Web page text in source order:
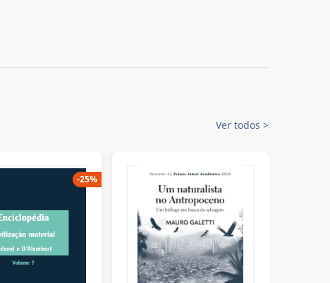
Ver todos >
-25%